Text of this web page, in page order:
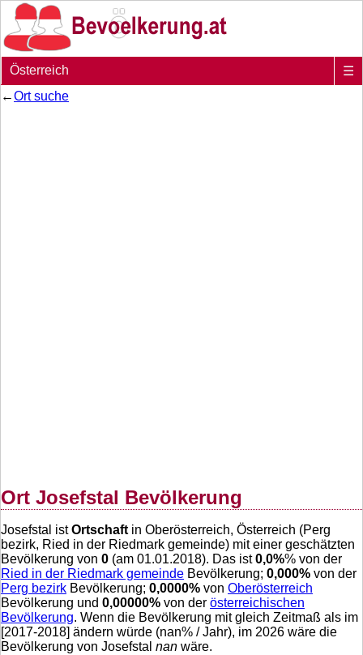
Österreich
☰
←Ort suche
Ort Josefstal Bevölkerung
Josefstal istOrtschaft in Oberösterreich, Österreich (Perg
bezirk, Ried in der Riedmark gemeinde) mit einer geschätzten
Bevölkerung von 0 (am 01.01.2018). Das ist0,0%% von der
Ried in der Riedmark gemeinde Bevölkerung; 0,000% von der
Perg bezirk Bevölkerung; 0,0000% von Oberösterreich
Bevölkerung und 0,00000% von der österreichischen
Bevölkerung. Wenn die Bevölkerung mit gleich Zeitmaß als im
[2017-2018] ändern würde (nan% / Jahr), im 2026 wäre die
Bevölkerung von Josefstal nan wäre.